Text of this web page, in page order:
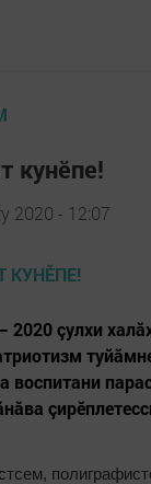
кунӗпе!
2020 - 12:07
2020 çулхи